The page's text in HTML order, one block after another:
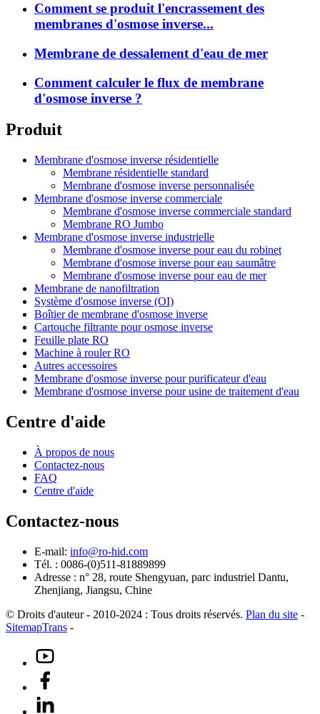
Comment se produit l'encrassement des
membranes d'osmose inverse...
Membrane de dessalement d'eau de mer
Comment calculer le flux de membrane
d'osmose inverse ?
Produit
Membrane d'osmose inverse résidentielle
Membrane résidentielle standard
Membrane d'osmose inverse personnalisée
Membrane d'osmose inverse commerciale
Membrane d'osmose inverse commerciale standard
Membrane RO Jumbo
Membrane d'osmose inverse industrielle
Membrane d'osmose inverse pour eau du robinet
Membrane d'osmose inverse pour eau saumâtre
Membrane d'osmose inverse pour eau de mer
Membrane de nanofiltration
Système d'osmose inverse (OI)
Boîtier de membrane d'osmose inverse
Cartouche filtrante pour osmose inverse
Feuille plate RO
Machine à rouler RO
Autres accessoires
Membrane d'osmose inverse pour purificateur d'eau
Membrane d'osmose inverse pour usine de traitement d'eau
Centre d'aide
À propos de nous
Contactez-nous
FAQ
Centre d'aide
Contactez-nous
E-mail: info@ro-hid.com
Tél. : 0086-(0)511-81889899
Adresse : n° 28, route Shengyuan, parc industriel Dantu,
Zhenjiang, Jiangsu, Chine
© Droits d'auteur - 2010-2024 : Tous droits réservés. Plan du site -
SitemapTrans -